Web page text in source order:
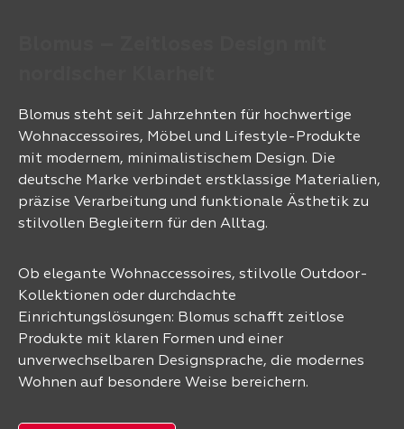
Blomus steht seit Jahrzehnten für hochwertige
Wohnaccessoires, Möbel und Lifestyle-Produkte
mit modernem, minimalistischem Design. Die
deutsche Marke verbindet erstklassige Materialien,
präzise Verarbeitung und funktionale Ästhetik zu
stilvollen Begleitern für den Alltag.
Ob elegante Wohnaccessoires, stilvolle Outdoor-
Kollektionen oder durchdachte
Einrichtungslösungen: Blomus schafft zeitlose
Produkte mit klaren Formen und einer
unverwechselbaren Designsprache, die modernes
Wohnen auf besondere Weise bereichern.